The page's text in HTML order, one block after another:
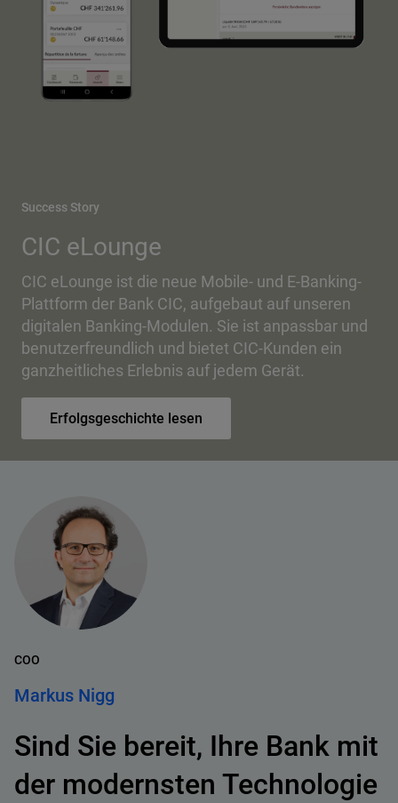
Success Story
CIC eLounge
CIC eLounge ist die neue Mobile- und E-Banking-
Plattform der Bank CIC, aufgebaut auf unseren
digitalen Banking-Modulen. Sie ist anpassbar und
benutzerfreundlich und bietet CIC-Kunden ein
ganzheitliches Erlebnis auf jedem Gerät.
Erfolgsgeschichte lesen
COO
Markus Nigg
Sind Sie bereit, Ihre Bank mit
der modernsten Technologie